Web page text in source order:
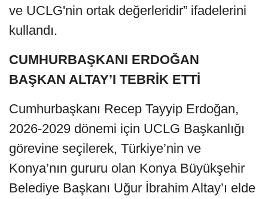
ve UCLG'nin ortak değerleridir” ifadelerini
kullandı.
CUMHURBAŞKANI ERDOĞAN
BAŞKAN ALTAY’I TEBRİK ETTİ
Cumhurbaşkanı Recep Tayyip Erdoğan,
2026-2029 dönemi için UCLG Başkanlığı
görevine seçilerek, Türkiye’nin ve
Konya’nın gururu olan Konya Büyükşehir
Belediye Başkanı Uğur İbrahim Altay’ı elde